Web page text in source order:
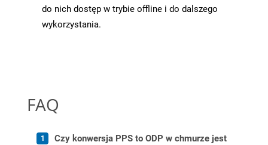
do nich dostęp w trybie offline i do dalszego
wykorzystania.
FAQ
Czy konwersja PPS to ODP w chmurze jest